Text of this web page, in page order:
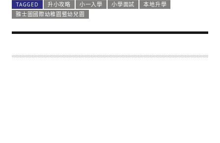
TAGGED 升小攻略 小一入學 小學面試
本地升學
雅士圖國際幼稚園暨幼兒園